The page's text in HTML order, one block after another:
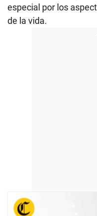
especial por los
de la vida.